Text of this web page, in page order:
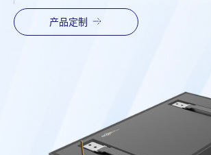
7630-A
7630-D
产品定制